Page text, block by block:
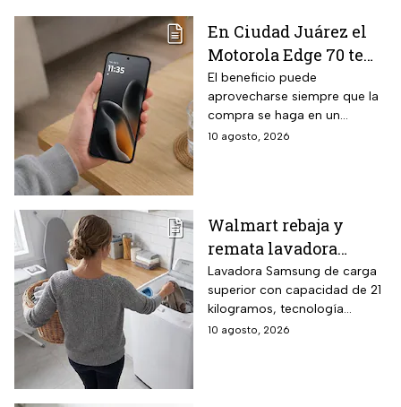
En Ciudad Juárez el
Motorola Edge 70 te
sale casi $900 pesos
más barato: el IVA
fronterizo que muy
pocos conocen
El beneficio puede
aprovecharse siempre que la
compra se haga en un
comercio inscrito en el
10 agosto, 2026
Walmart rebaja y
remata lavadora
Samsung carga
superior de 21 kg con
$1,600 de descuento y
en hasta 12 meses sin
Lavadora Samsung de carga
superior con capacidad de 21
kilogramos, tecnología
Agitador ActiveWave que
10 agosto, 2026